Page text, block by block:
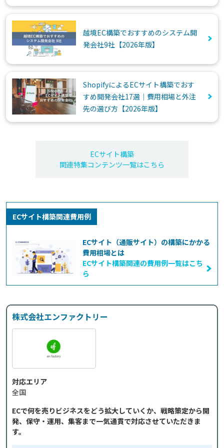
越境EC構築でおすすめのシステム開
発会社9社【2026年版】
ShopifyによるECサイト構築でおす
すめ開発会社17選｜費用相場と外注
先の選び方【2026年版】
ECサイト構築
関連特集コンテンツ一覧はこちら
ECサイト構築関連費用例
ECサイト（通販サイト）の構築にかかる
費用相場とは
ECサイト構築関連の費用例一覧はこち
ら
株式会社エンファクトリー
対応エリア
全国
ECで何を売りビジネスをどう拡大していくか、戦略策定から開
発、保守・運用、集客まで一気通貫で対応させていただきま
す。